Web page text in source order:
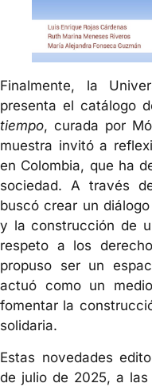
Finalmente, la
presenta el catálogo
tiempo, curada por
muestra invitó a
en Colombia, que ha
sociedad. A través
buscó crear un
y la construcción de
respeto a los
propuso ser un
actuó como un
fomentar la
solidaria.
Estas novedades
de julio de 2025, a